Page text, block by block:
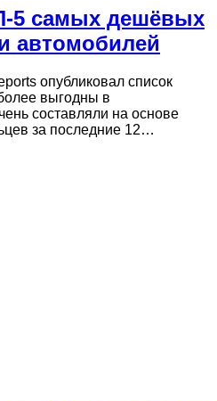
5 самых дешёвых
автомобилей
опубликовал список
выгодны в
составляли на основе
за последние 12…